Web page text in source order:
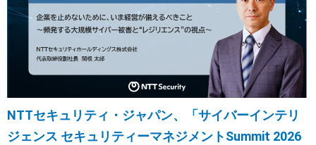
NTTセキュリティ・ジャパン、「サイバーインテリ
ジェンス セキュリティーマネジメントSummit 2026